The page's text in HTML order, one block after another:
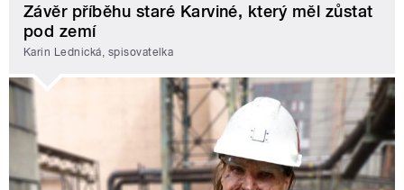
Závěr příběhu staré Karviné, který měl zůstat
pod zemí
Karin Lednická, spisovatelka